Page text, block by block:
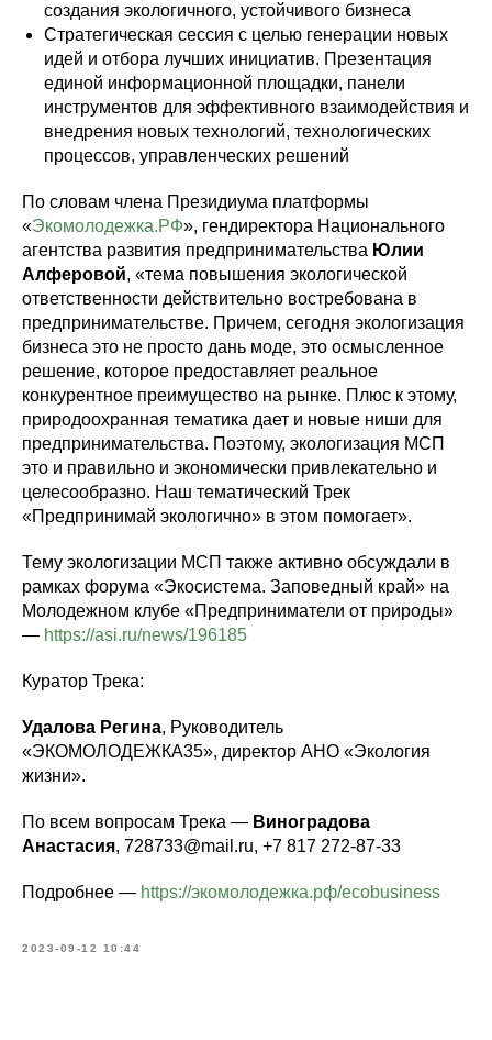
создания экологичного, устойчивого бизнеса
Стратегическая сессия с целью генерации новых
идей и отбора лучших инициатив. Презентация
единой информационной площадки, панели
инструментов для эффективного взаимодействия и
внедрения новых технологий, технологических
процессов, управленческих решений
По словам члена Президиума платформы
«Экомолодежка.РФ», гендиректора Национального
агентства развития предпринимательства Юлии
Алферовой, «тема повышения экологической
ответственности действительно востребована в
предпринимательстве. Причем, сегодня экологизация
бизнеса это не просто дань моде, это осмысленное
решение, которое предоставляет реальное
конкурентное преимущество на рынке. Плюс к этому,
природоохранная тематика дает и новые ниши для
предпринимательства. Поэтому, экологизация МСП
это и правильно и экономически привлекательно и
целесообразно. Наш тематический Трек
«Предпринимай экологично» в этом помогает».
Тему экологизации МСП также активно обсуждали в
рамках форума «Экосистема. Заповедный край» на
Молодежном клубе «Предприниматели от природы»
— https://asi.ru/news/196185
Куратор Трека:
Удалова Регина, Руководитель
«ЭКОМОЛОДЕЖКА35», директор АНО «Экология
жизни».
По всем вопросам Трека — Виноградова
Анастасия, 728733@mail.ru, +7 817 272-87-33
Подробнее — https://экомолодежка.рф/ecobusiness
2023-09-12 10:44